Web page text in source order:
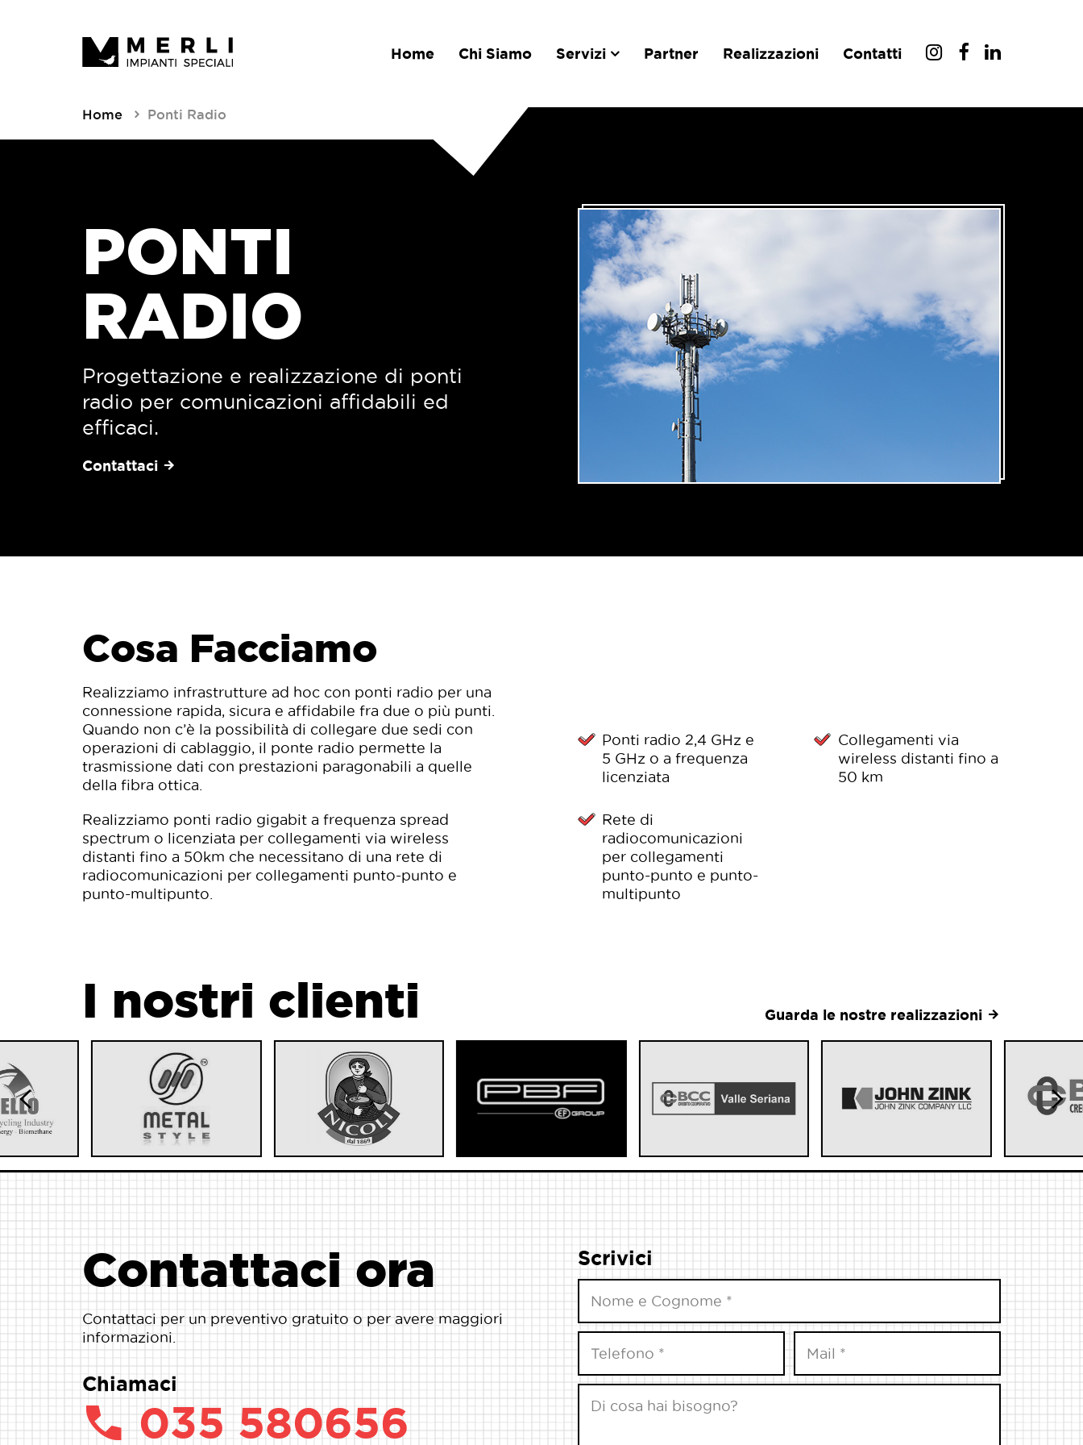
Home Chi Siamo Servizi Partner Realizzazioni Contatti
Home Ponti Radio
PONTI
RADIO
Progettazione e realizzazione di ponti
radio per comunicazioni affidabili ed
efficaci.
Contattaci
Cosa Facciamo
Realizziamo infrastrutture ad hoc con ponti radio per una
connessione rapida, sicura e affidabile fra due o più punti.
Quando non c’è la possibilità di collegare due sedi con
operazioni di cablaggio, il ponte radio permette la
trasmissione dati con prestazioni paragonabili a quelle
della fibra ottica.
Realizziamo ponti radio gigabit a frequenza spread
spectrum o licenziata per collegamenti via wireless
distanti fino a 50km che necessitano di una rete di
radiocomunicazioni per collegamenti punto-punto e
punto-multipunto.
Ponti radio 2,4 GHz e
5 GHz o a frequenza
licenziata
Collegamenti via
wireless distanti fino a
50 km
Rete di
radiocomunicazioni
per collegamenti
punto-punto e punto-
multipunto
I nostri clienti Guarda le nostre realizzazioni
Contattaci ora
Contattaci per un preventivo gratuito o per avere maggiori
informazioni.
Chiamaci
phone 035 580656
Scrivici